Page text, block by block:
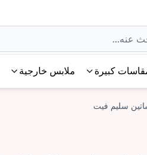
كبيرة ملابس خارجية
سليم فيت